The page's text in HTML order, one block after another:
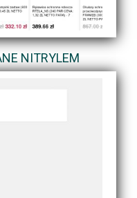
NITRYLEM